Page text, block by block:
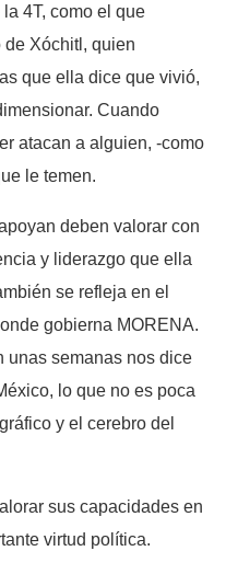
4T, como el que
de Xóchitl, quien
que ella dice que vivió,
Cuando
atacan a alguien, -como
le temen.
deben valorar con
y liderazgo que ella
se refleja en el
gobierna MORENA.
unas semanas nos dice
lo que no es poca
y el cerebro del
sus capacidades en
virtud política.